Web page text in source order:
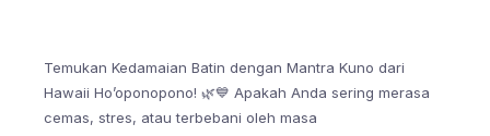
Temukan Kedamaian Batin dengan Mantra Kuno dari
Hawaii Ho’oponopono! 🌿💙 Apakah Anda sering merasa
cemas, stres, atau terbebani oleh masa